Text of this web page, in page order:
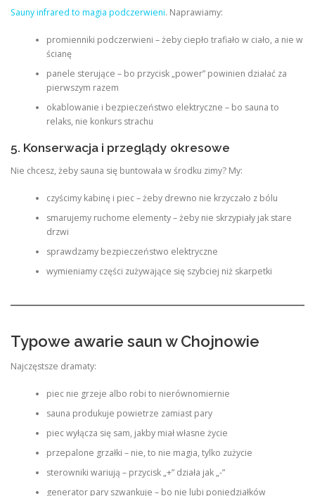
Sauny infrared to magia podczerwieni. Naprawiamy:
promienniki podczerwieni – żeby ciepło trafiało w ciało, a nie w
ścianę
panele sterujące – bo przycisk „power” powinien działać za
pierwszym razem
okablowanie i bezpieczeństwo elektryczne – bo sauna to
relaks, nie konkurs strachu
5. Konserwacja i przeglądy okresowe
Nie chcesz, żeby sauna się buntowała w środku zimy? My:
czyścimy kabinę i piec – żeby drewno nie krzyczało z bólu
smarujemy ruchome elementy – żeby nie skrzypiały jak stare
drzwi
sprawdzamy bezpieczeństwo elektryczne
wymieniamy części zużywające się szybciej niż skarpetki
Typowe awarie saun w Chojnowie
Najczęstsze dramaty:
piec nie grzeje albo robi to nierównomiernie
sauna produkuje powietrze zamiast pary
piec wyłącza się sam, jakby miał własne życie
przepalone grzałki – nie, to nie magia, tylko zużycie
sterowniki wariują – przycisk „+” działa jak „-”
generator pary szwankuje – bo nie lubi poniedziałków